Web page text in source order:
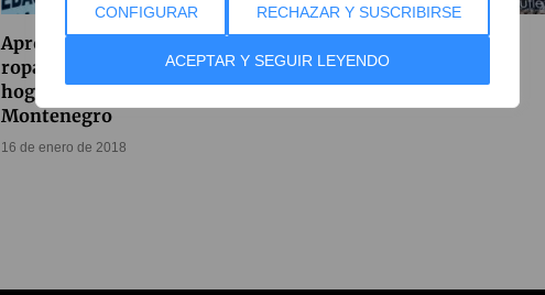
CONFIGURAR RECHAZAR Y SUSCRIBIRSE
ACEPTAR Y SEGUIR LEYENDO
Aprovecha las rebajas en
ropa de cama y textil del
hogar en Marcial
Montenegro
16 de enero de 2018